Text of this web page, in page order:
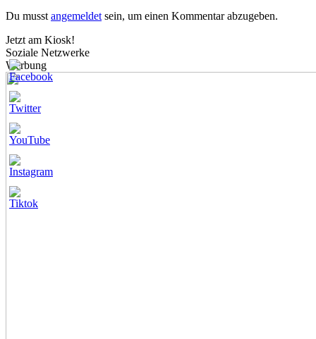
Du musstangemeldetsein, um einen Kommentar abzugeben.
Jetzt am Kiosk!
Soziale Netzwerke
Werbung